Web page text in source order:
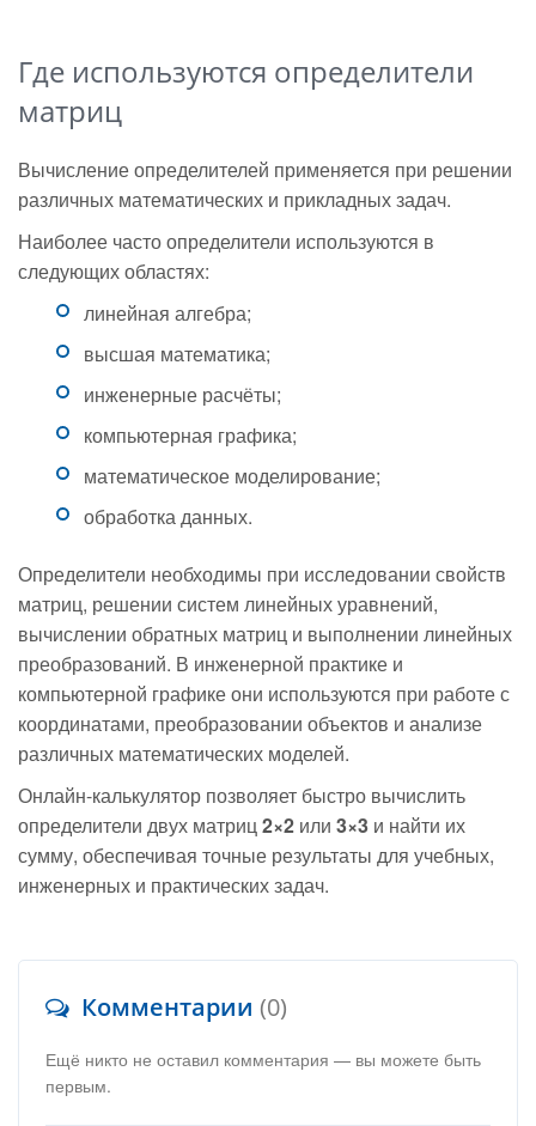
Где используются определители
матриц
Вычисление определителей применяется при решении
различных математических и прикладных задач.
Наиболее часто определители используются в
следующих областях:
линейная алгебра;
высшая математика;
инженерные расчёты;
компьютерная графика;
математическое моделирование;
обработка данных.
Определители необходимы при исследовании свойств
матриц, решении систем линейных уравнений,
вычислении обратных матриц и выполнении линейных
преобразований. В инженерной практике и
компьютерной графике они используются при работе с
координатами, преобразовании объектов и анализе
различных математических моделей.
Онлайн-калькулятор позволяет быстро вычислить
определители двух матриц2×2 или 3×3 и найти их
сумму, обеспечивая точные результаты для учебных,
инженерных и практических задач.
Комментарии (0)
Ещё никто не оставил комментария — вы можете быть
первым.